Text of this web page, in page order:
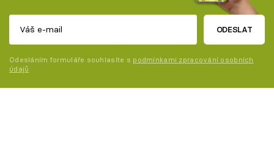
ODESLAT
Odesláním formuláře souhlasíte s podmínkami zpracování osobních
údajů